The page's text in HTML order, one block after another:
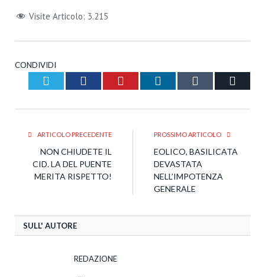
Visite Articolo: 3.215
CONDIVIDI
Twitter Facebook Pinterest LinkedIn Tumblr
ARTICOLO PRECEDENTE
NON CHIUDETE IL
CID. LA DEL PUENTE
MERITA RISPETTO!
PROSSIMO ARTICOLO
EOLICO, BASILICATA
DEVASTATA
NELL’IMPOTENZA
GENERALE
SULL' AUTORE
REDAZIONE